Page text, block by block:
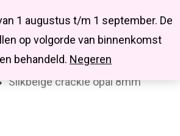
1 augustus t/m 1 september. De
op volgorde van binnenkomst
behandeld. Negeren
searchaccount
en kralenmixen
Glaskralen
Silkbeige crackle opal 8mm
Close